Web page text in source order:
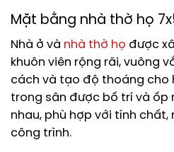
Mặt bằng nhà thờ họ
Nhà ở và nhà thờ họ được
khuôn viên rộng rãi, vuông
cách và tạo độ thoáng cho
trong sân được bố trí và ốp
nhau, phù hợp với tính
công trình.